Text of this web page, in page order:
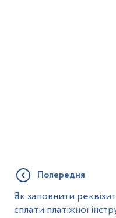
Попередня
Як заповнити
сплати платіжної